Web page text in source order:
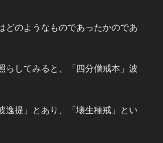
どのようなものであったかのであ
らしてみると、「四分僧戒本」波
逸提」とあり、「壊生種戒」とい